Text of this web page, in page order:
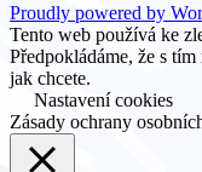
Proudly powered by
Tento web používá ke
Předpokládáme, že s
jak chcete.
Nastavení cookies
Zásady ochrany